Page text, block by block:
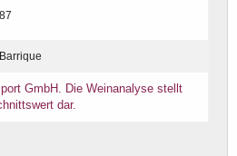
87
Barrique
GmbH. Die Weinanalyse stellt
dar.